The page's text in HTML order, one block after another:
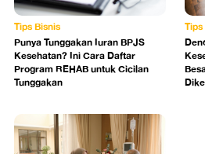
Tips Bisnis
Punya Tunggakan Iuran BPJS
Kesehatan? Ini Cara Daftar
Program REHAB untuk Cicilan
Tunggakan
Tips